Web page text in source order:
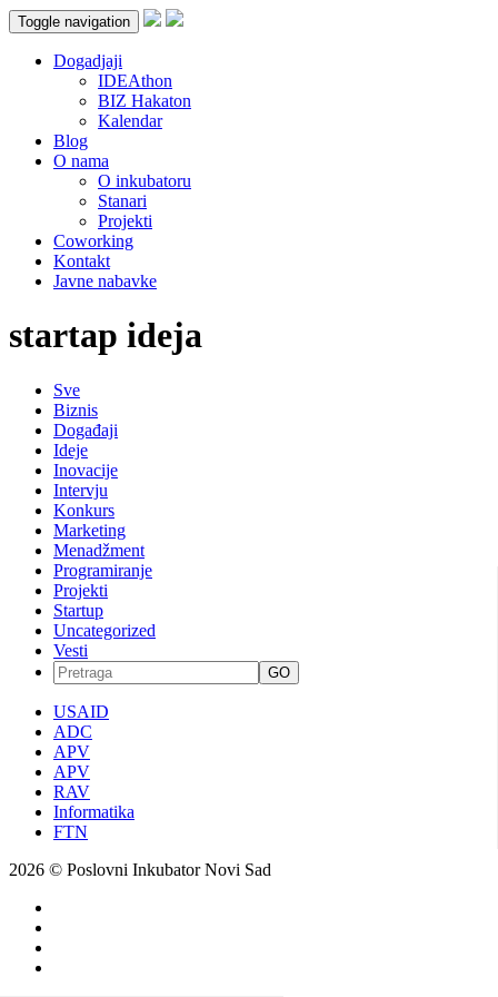
Toggle navigation
Dogadjaji
IDEAthon
BIZ Hakaton
Kalendar
Blog
O nama
O inkubatoru
Stanari
Projekti
Coworking
Kontakt
Javne nabavke
startap ideja
Sve
Biznis
Događaji
Ideje
Inovacije
Intervju
Konkurs
Marketing
Menadžment
Programiranje
Projekti
Startup
Uncategorized
Vesti
GO
USAID
ADC
APV
APV
RAV
Informatika
FTN
2026 © Poslovni Inkubator Novi Sad